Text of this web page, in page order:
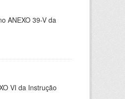
ANEXO 39-V da
VI da Instrução